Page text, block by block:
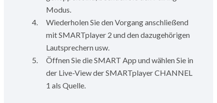
Modus.
Wiederholen Sie den Vorgang anschließend
mit SMARTplayer 2 und den dazugehörigen
Lautsprechern usw.
Öffnen Sie die SMART App und wählen Sie in
der Live-View der SMARTplayer CHANNEL
1 als Quelle.